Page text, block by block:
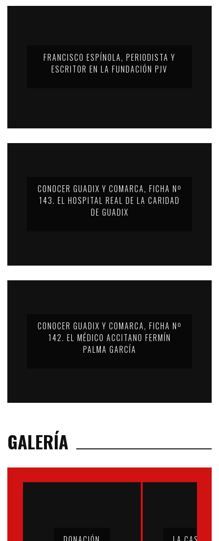
FRANCISCO ESPÍNOLA, PERIODISTA Y
ESCRITOR EN LA FUNDACIÓN PJV
CONOCER GUADIX Y COMARCA, FICHA Nº
143. EL HOSPITAL REAL DE LA CARIDAD
DE GUADIX
CONOCER GUADIX Y COMARCA, FICHA Nº
142. EL MÉDICO ACCITANO FERMÍN
PALMA GARCÍA
GALERÍA